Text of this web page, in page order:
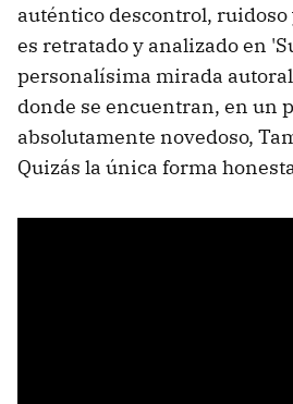
auténtico descontrol, ruidoso
es retratado y analizado en
personalísima mirada
donde se encuentran, en un
absolutamente novedoso,
Quizás la única forma